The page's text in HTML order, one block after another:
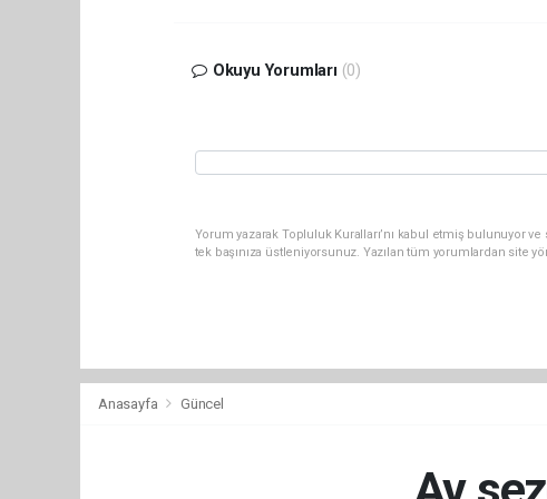
Okuyu Yorumları (0)
Yorum yazarak Topluluk Kuralları’nı kabul etmiş bulunuyor
tek başınıza üstleniyorsunuz. Yazılan tüm yorumlardan site
Anasayfa Güncel